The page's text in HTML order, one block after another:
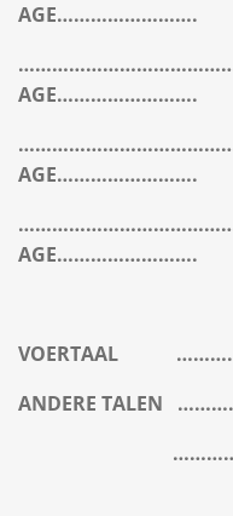
AGE…………………….
AGE…………………….
AGE…………………….
AGE…………………….
VOERTAAL
ANDERE TALEN